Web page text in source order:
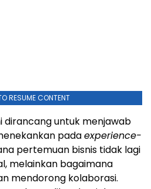
RESUME CONTENT
dirancang untuk menjawab
padaexperience-
pertemuan bisnis tidak lagi
melainkan bagaimana
mendorong kolaborasi.